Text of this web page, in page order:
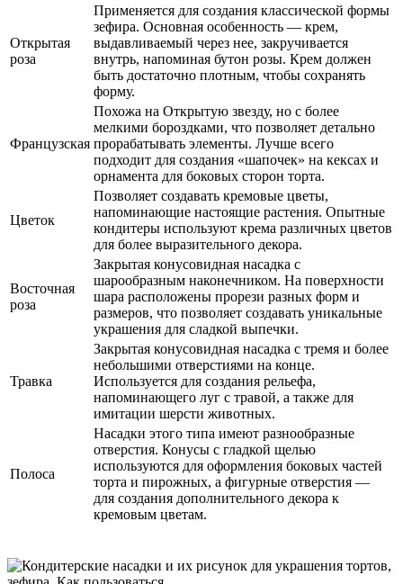
Открытая
роза
Применяется для создания классической формы
зефира. Основная особенность — крем,
выдавливаемый через нее, закручивается
внутрь, напоминая бутон розы. Крем должен
быть достаточно плотным, чтобы сохранять
форму.
Французская
Похожа на Открытую звезду, но с более
мелкими бороздками, что позволяет детально
прорабатывать элементы. Лучше всего
подходит для создания «шапочек» на кексах и
орнамента для боковых сторон торта.
Цветок
Позволяет создавать кремовые цветы,
напоминающие настоящие растения. Опытные
кондитеры используют крема различных цветов
для более выразительного декора.
Восточная
роза
Закрытая конусовидная насадка с
шарообразным наконечником. На поверхности
шара расположены прорези разных форм и
размеров, что позволяет создавать уникальные
украшения для сладкой выпечки.
Травка
Закрытая конусовидная насадка с тремя и более
небольшими отверстиями на конце.
Используется для создания рельефа,
напоминающего луг с травой, а также для
имитации шерсти животных.
Полоса
Насадки этого типа имеют разнообразные
отверстия. Конусы с гладкой щелью
используются для оформления боковых частей
торта и пирожных, а фигурные отверстия —
для создания дополнительного декора к
кремовым цветам.